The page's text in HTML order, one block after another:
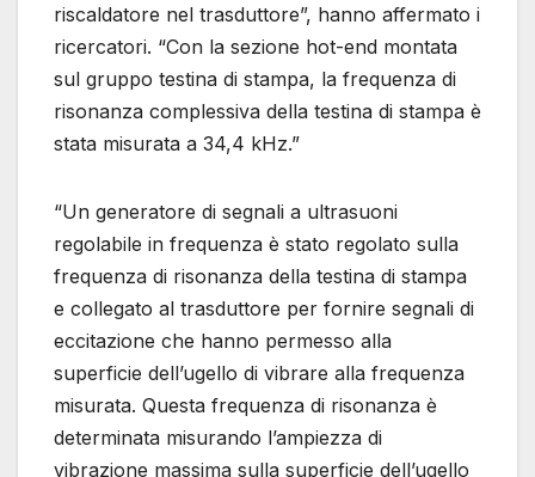
riscaldatore nel trasduttore”, hanno affermato i
ricercatori. “Con la sezione hot-end montata
sul gruppo testina di stampa, la frequenza di
risonanza complessiva della testina di stampa è
stata misurata a 34,4 kHz.”
“Un generatore di segnali a ultrasuoni
regolabile in frequenza è stato regolato sulla
frequenza di risonanza della testina di stampa
e collegato al trasduttore per fornire segnali di
eccitazione che hanno permesso alla
superficie dell’ugello di vibrare alla frequenza
misurata. Questa frequenza di risonanza è
determinata misurando l’ampiezza di
vibrazione massima sulla superficie dell’ugello